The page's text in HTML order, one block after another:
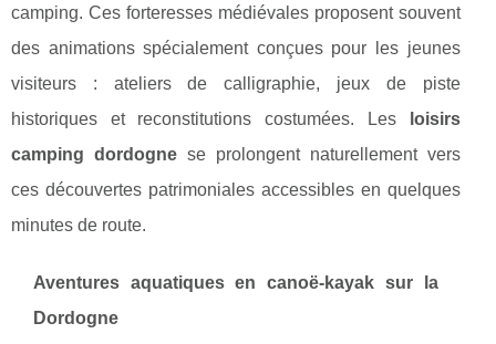
camping. Ces forteresses médiévales proposent souvent
des animations spécialement conçues pour les jeunes
visiteurs : ateliers de calligraphie, jeux de piste
historiques et reconstitutions costumées. Les
loisirs
camping dordognese prolongent naturellement vers
ces découvertes patrimoniales accessibles en quelques
minutes de route.
Aventures aquatiques en canoë-kayak sur la
Dordogne